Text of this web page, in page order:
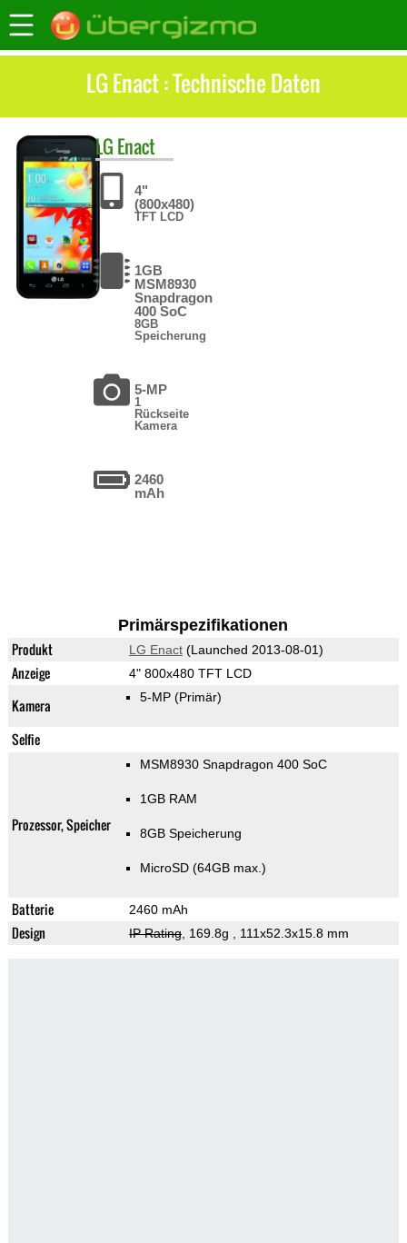
LG Enact : Technische Daten
LG Enact
4"
(800x480)
TFT LCD
1GB
MSM8930
Snapdragon
400 SoC
8GB
Speicherung
5-MP
1
Rückseite
Kamera
2460
mAh
Primärspezifikationen
Produkt LG Enact(Launched 2013-08-01)
Anzeige 4" 800x480 TFT LCD
Kamera 5-MP (Primär)
Selfie
Prozessor, Speicher
MSM8930 Snapdragon 400 SoC
1GB RAM
8GB Speicherung
MicroSD (64GB max.)
Batterie 2460 mAh
Design IP Rating, 169.8g , 111x52.3x15.8 mm